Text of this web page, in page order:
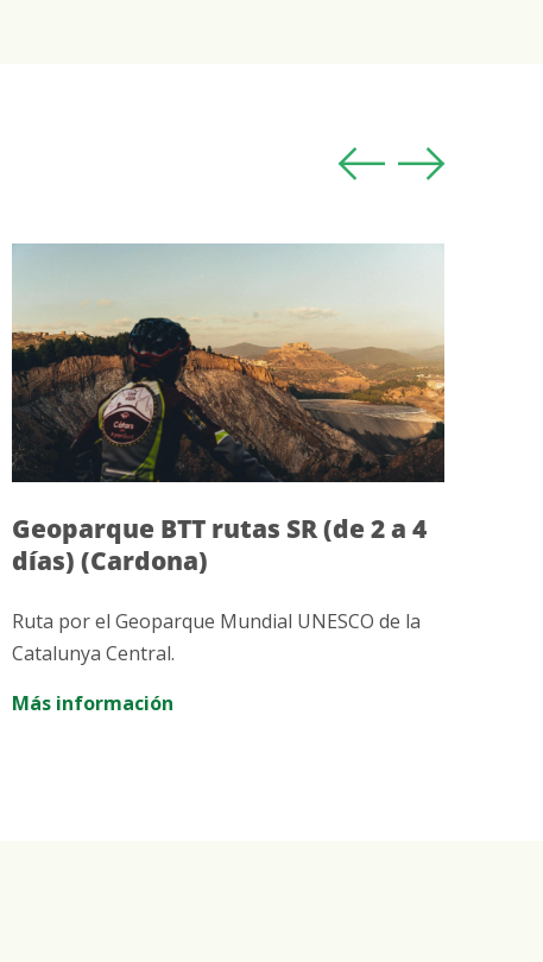
Geoparque BTT rutas SR (de 2 a 4
días) (Cardona)
Ruta por el Geoparque Mundial UNESCO de la
Catalunya Central.
Más información